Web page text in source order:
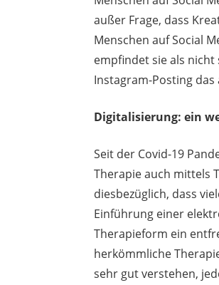
außer Frage, dass
Menschen auf Social
empfindet sie als nicht
Instagram-Posting das
Digitalisierung: ein
Seit der Covid-19
Therapie auch mittels
diesbezüglich, dass
Einführung einer
Therapieform ein
herkömmliche
sehr gut verstehen,